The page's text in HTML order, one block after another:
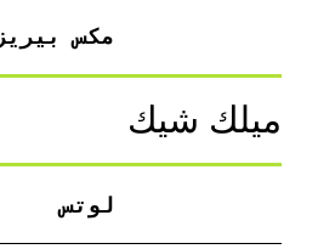
لوتس
ميلك شيك
مكس بيريز